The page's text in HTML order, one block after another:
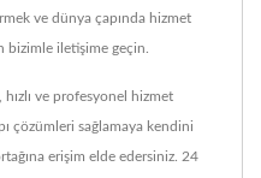
ve dünya çapında hizmet
bizimle iletişime geçin.
ve profesyonel hizmet
çözümleri sağlamaya kendini
erişim elde edersiniz. 24